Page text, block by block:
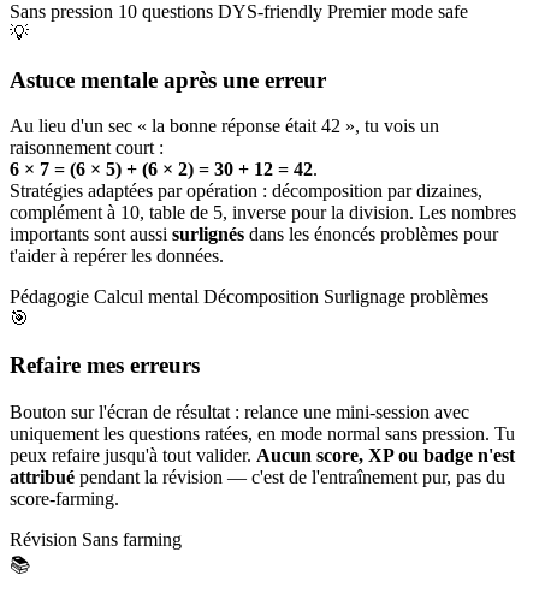
Sans pression 10 questions DYS-friendly Premier mode safe
💡
Astuce mentale après une erreur
Au lieu d'un sec « la bonne réponse était 42 », tu vois un
raisonnement court :
6 × 7 = (6 × 5) + (6 × 2) = 30 + 12 = 42.
Stratégies adaptées par opération : décomposition par dizaines,
complément à 10, table de 5, inverse pour la division. Les nombres
importants sont aussi surlignés dans les énoncés problèmes pour
t'aider à repérer les données.
Pédagogie Calcul mental Décomposition Surlignage problèmes
🎯
Refaire mes erreurs
Bouton sur l'écran de résultat : relance une mini-session avec
uniquement les questions ratées, en mode normal sans pression. Tu
peux refaire jusqu'à tout valider. Aucun score, XP ou badge n'est
attribué pendant la révision — c'est de l'entraînement pur, pas du
score-farming.
Révision Sans farming
📚